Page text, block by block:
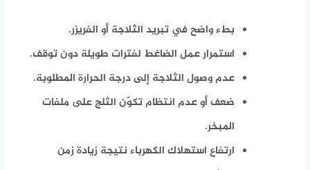
بطء واضح في تبريد الثلاجة أو الفريزر.
استمرار عمل الضاغط لفترات طويلة دون توقف.
عدم وصول الثلاجة إلى درجة الحرارة المطلوبة.
ضعف أو عدم انتظام تكوّن الثلج على ملفات
المبخر.
ارتفاع استهلاك الكهرباء نتيجة زيادة زمن